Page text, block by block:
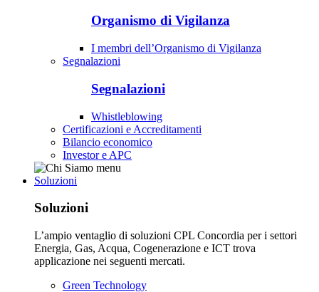
Organismo di Vigilanza
I membri dell’Organismo di Vigilanza
Segnalazioni
Segnalazioni
Whistleblowing
Certificazioni e Accreditamenti
Bilancio economico
Investor e APC
Soluzioni
Soluzioni
L’ampio ventaglio di soluzioni CPL Concordia per i settori
Energia, Gas, Acqua, Cogenerazione e ICT trova
applicazione nei seguenti mercati.
Green Technology